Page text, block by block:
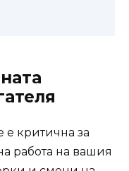
е критична за
работа на вашия